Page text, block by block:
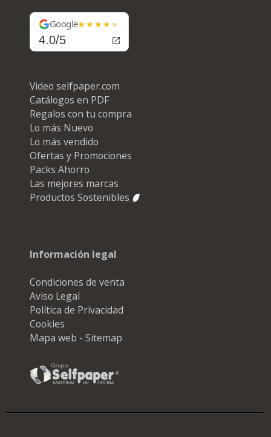
Google
4.0/5
Video selfpaper.com
Catálogos en PDF
Regalos con tu compra
Lo más Nuevo
Lo más vendido
Ofertas y Promociones
Packs Ahorro
Las mejores marcas
Productos Sostenibles
Información legal
Condiciones de venta
Aviso Legal
Política de Privacidad
Cookies
Mapa web - Sitemap